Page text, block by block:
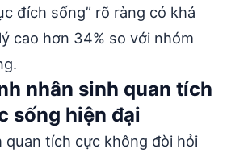
đích sống” rõ ràng có khả
cao hơn 34% so với nhóm
nhân sinh quan tích
sống hiện đại
quan tích cực không đòi hỏi